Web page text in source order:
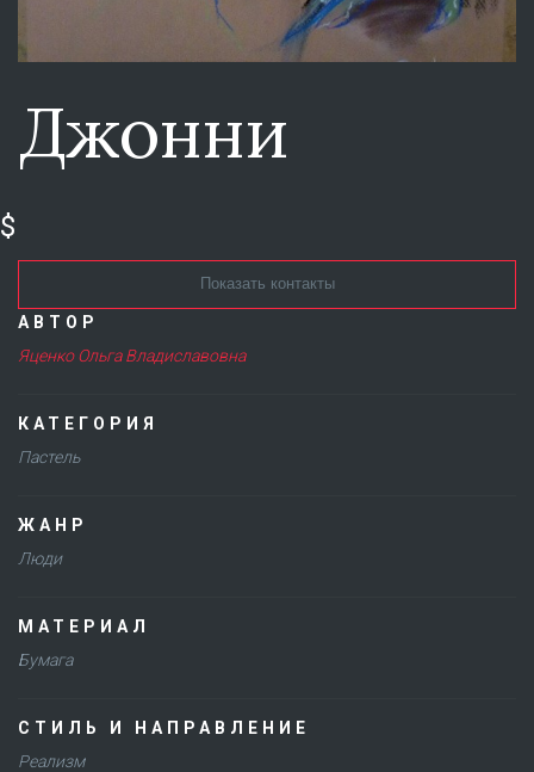
Джонни
$
Показать контакты
АВТОР
Яценко Ольга Владиславовна
КАТЕГОРИЯ
Пастель
ЖАНР
Люди
МАТЕРИАЛ
Бумага
СТИЛЬ И НАПРАВЛЕНИЕ
Реализм